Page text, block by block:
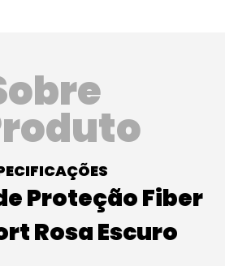
Proteção Fiber
Rosa Escuro